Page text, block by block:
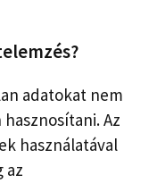
adatokat nem
Az
használatával
az